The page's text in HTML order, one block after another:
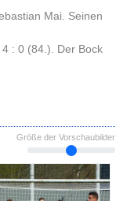
Mai. Seinen
: 0 (84.). Der Bock
Größe der Vorschaubilder